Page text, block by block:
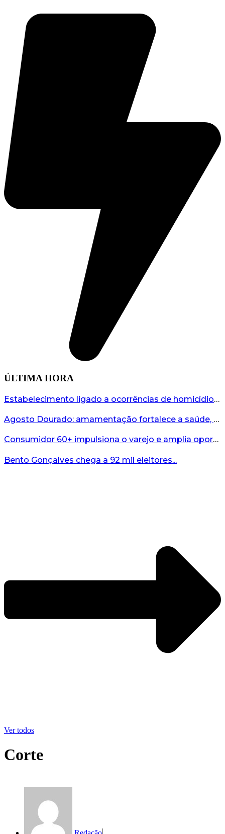
ÚLTIMA HORA
Estabelecimento ligado a ocorrências de homicídio é interditado durante fiscalização em Bento...
Agosto Dourado: amamentação fortalece a saúde, o desenvolvimento e os vínculos...
Consumidor 60+ impulsiona o varejo e amplia oportunidades para o comércio ...
Bento Gonçalves chega a 92 mil eleitores...
Ver todos
Corte